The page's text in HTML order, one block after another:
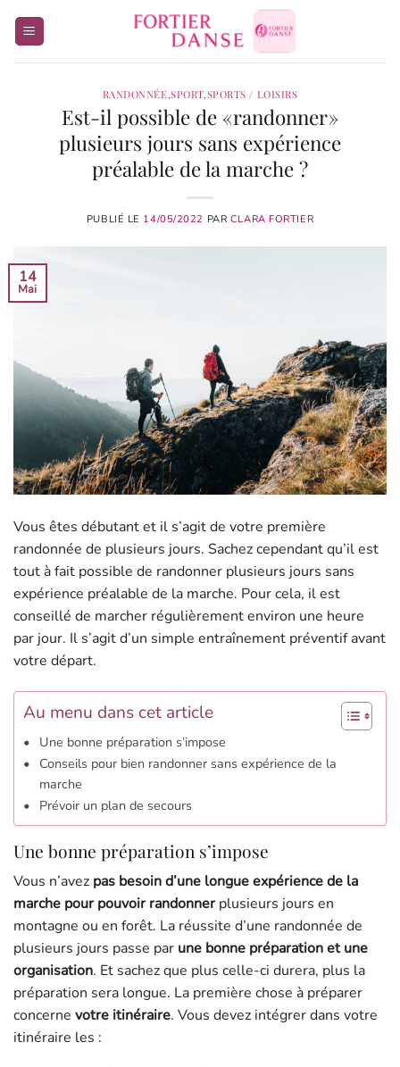
RANDONNÉE,SPORT,SPORTS / LOISIRS
Est-il possible de « randonner »
plusieurs jours sans expérience
préalable de la marche ?
PUBLIÉ LE 14/05/2022 PAR CLARA FORTIER
14
Mai
Vous êtes débutant et il s’agit de votre première
randonnée de plusieurs jours. Sachez cependant qu’il est
tout à fait possible de randonner plusieurs jours sans
expérience préalable de la marche. Pour cela, il est
conseillé de marcher régulièrement environ une heure
par jour. Il s’agit d’un simple entraînement préventif avant
votre départ.
Au menu dans cet article
Une bonne préparation s’impose
Conseils pour bien randonner sans expérience de la
marche
Prévoir un plan de secours
Une bonne préparation s’impose
Vous n’avez pas besoin d’une longue expérience de la
marche pour pouvoir randonnerplusieurs jours en
montagne ou en forêt. La réussite d’une randonnée de
plusieurs jours passe par une bonne préparation et une
organisation. Et sachez que plus celle-ci durera, plus la
préparation sera longue. La première chose à préparer
concerne votre itinéraire. Vous devez intégrer dans votre
itinéraire les :